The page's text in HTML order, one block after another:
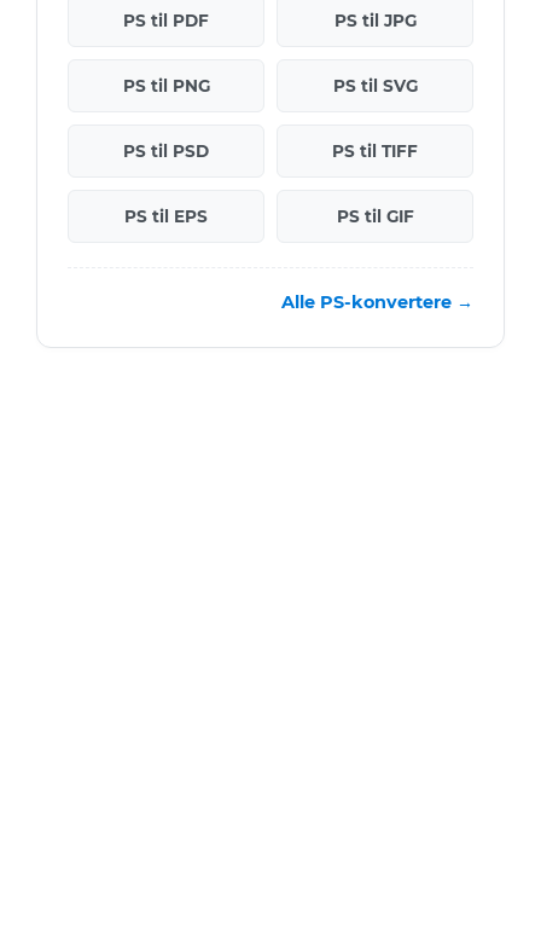
PS til PDF PS til JPG
PS til PNG PS til SVG
PS til PSD PS til TIFF
PS til EPS PS til GIF
Alle PS-konvertere →